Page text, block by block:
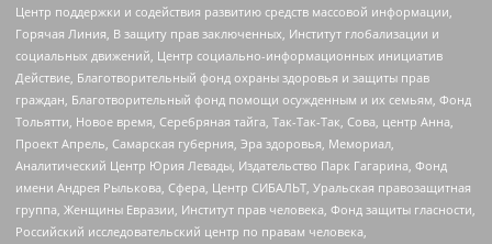
Центр поддержки и содействия развитию средств массовой информации,
Горячая Линия, В защиту прав заключенных, Институт глобализации и
социальных движений, Центр социально-информационных инициатив
Действие, Благотворительный фонд охраны здоровья и защиты прав
граждан, Благотворительный фонд помощи осужденным и их семьям, Фонд
Тольятти, Новое время, Серебряная тайга, Так-Так-Так, Сова, центр Анна,
Проект Апрель, Самарская губерния, Эра здоровья, Мемориал,
Аналитический Центр Юрия Левады, Издательство Парк Гагарина, Фонд
имени Андрея Рылькова, Сфера, Центр СИБАЛЬТ, Уральская правозащитная
группа, Женщины Евразии, Институт прав человека, Фонд защиты гласности,
Российский исследовательский центр по правам человека,